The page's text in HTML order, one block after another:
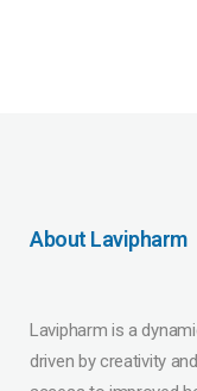
About Lavipharm
Lavipharm is a
driven by creativity